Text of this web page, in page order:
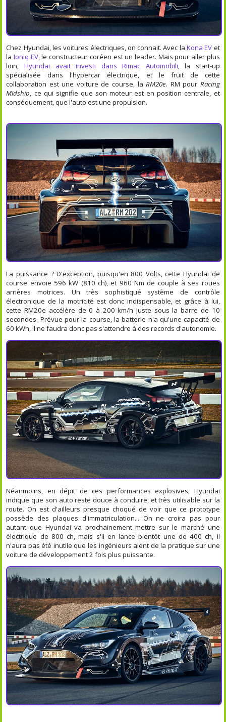
Chez Hyundai, les voitures électriques, on connait. Avec la Kona EV et
laIoniq EV, le constructeur coréen est un leader. Mais pour aller plus
loin, Hyundai avait investi dans Rimac Automobili, la start-up
spécialisée dans l'hypercar électrique, et le fruit de cette
collaboration est une voiture de course, laRM20e. RM pour Racing
Midship, ce qui signifie que son moteur est en position centrale, et
conséquement, que l'auto est une propulsion.
La puissance ? D'exception, puisqu'en 800 Volts, cette Hyundai de
course envoie 596 kW (810 ch), et 960 Nm de couple à ses roues
arrières motrices. Un très sophistiqué système de contrôle
électronique de la motricité est donc indispensable, et grâce à lui,
cette RM20e accélère de 0 à 200 km/h juste sous la barre de 10
secondes. Prévue pour la course, la batterie n'a qu'une capacité de
60 kWh, il ne faudra donc pas s'attendre à des records d'autonomie.
Néanmoins, en dépit de ces performances explosives, Hyundai
indique que son auto reste douce à conduire, et très utilisable sur la
route. On est d'ailleurs presque choqué de voir que ce prototype
possède des plaques d'immatriculation... On ne croira pas pour
autant que Hyundai va prochainement mettre sur le marché une
électrique de 800 ch, mais s'il en lance bientôt une de 400 ch, il
n'aura pas été inutile que les ingénieurs aient de la pratique sur une
voiture de développement 2 fois plus puissante.